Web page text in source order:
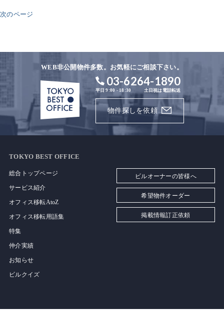
次のページ
WEB非公開物件多数。お気軽にご相談下さい。
03-6264-1890
平日 9:00 - 18:30 土日祝は電話転送
物件探しを依頼
TOKYO BEST OFFICE
総合トップページ
サービス紹介
オフィス移転AtoZ
オフィス移転用語集
特集
仲介実績
お知らせ
ビルクイズ
ビルオーナーの皆様へ
希望物件オーダー
掲載情報訂正依頼